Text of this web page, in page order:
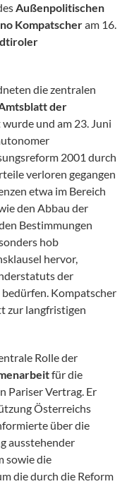
Außenpolitischen
Kompatscheram 16.
die zentralen
der
und am 23. Juni
2001 durch
verloren gegangen
etwa im Bereich
den Abbau der
Bestimmungen
hob
hervor,
der
Kompatscher
zur langfristigen
Rolle der
für die
Pariser Vertrag. Er
Österreichs
über die
ausstehender
sowie die
die durch die Reform